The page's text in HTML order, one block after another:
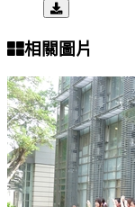
相關圖片